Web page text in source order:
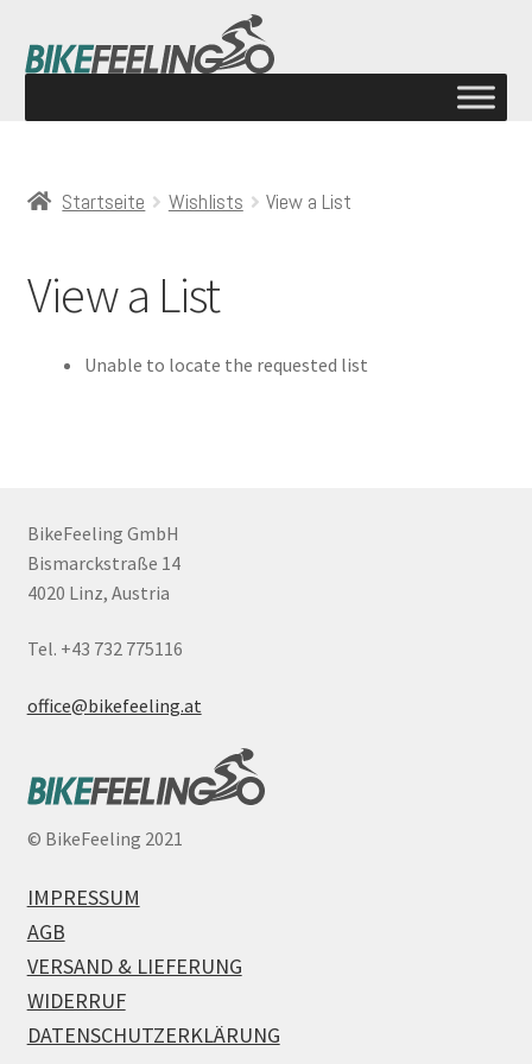
Startseite Wishlists View a List
View a List
Unable to locate the requested list
BikeFeeling GmbH
Bismarckstraße 14
4020 Linz, Austria
Tel. +43 732 775116
office@bikefeeling.at
© BikeFeeling 2021
IMPRESSUM
AGB
VERSAND & LIEFERUNG
WIDERRUF
DATENSCHUTZERKLÄRUNG